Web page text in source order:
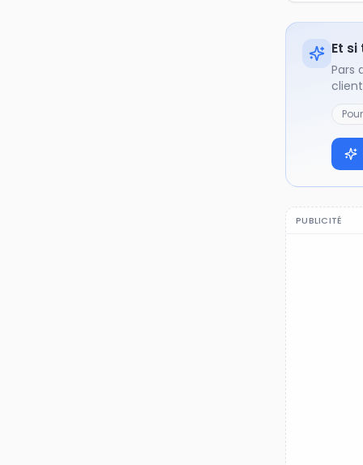
Et
Pars
PUBLICITÉ